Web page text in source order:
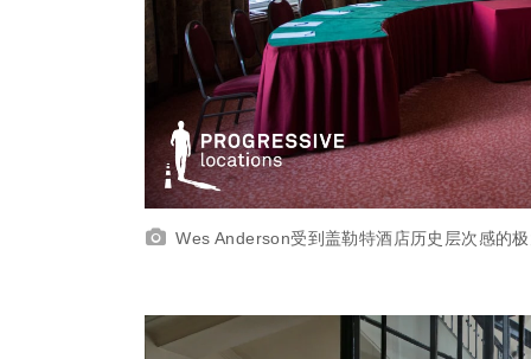
Wes Anderson受到盖勒特酒店历史层次感的